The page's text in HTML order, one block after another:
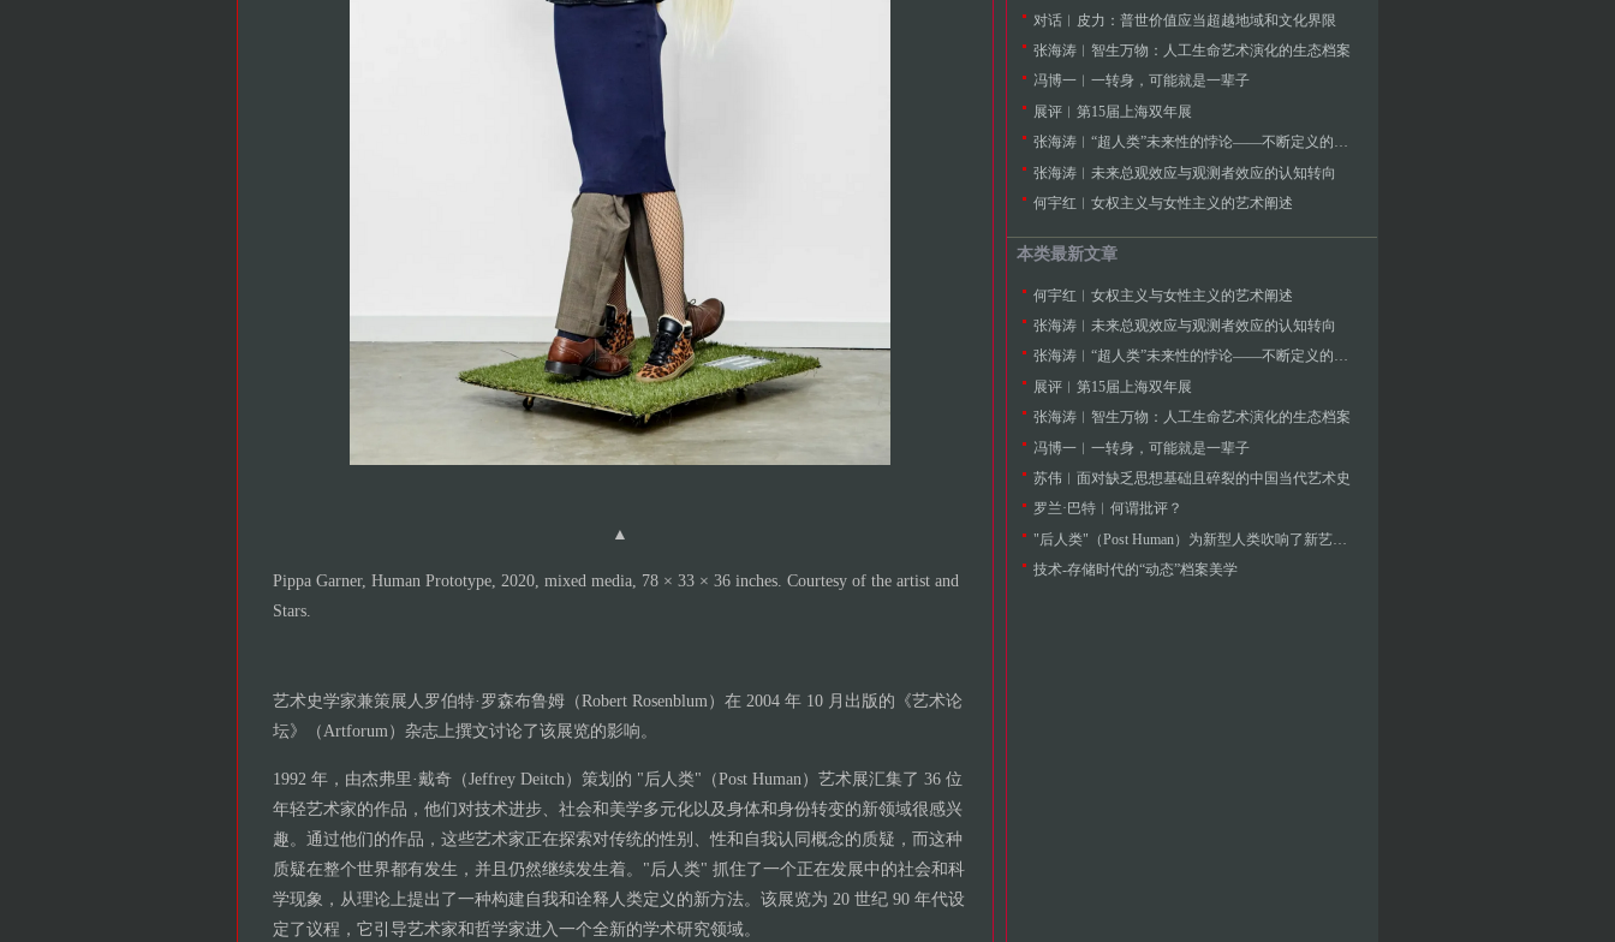
▲
Pippa Garner, Human Prototype, 2020, mixed media, 78 × 33 × 36 inches. Courtesy of the artist and
Stars.
艺术史学家兼策展人罗伯特·罗森布鲁姆（Robert Rosenblum）在 2004 年 10 月出版的《艺术论
坛》（Artforum）杂志上撰文讨论了该展览的影响。
1992 年，由杰弗里·戴奇（Jeffrey Deitch）策划的 "后人类"（Post Human）艺术展汇集了 36 位
年轻艺术家的作品，他们对技术进步、社会和美学多元化以及身体和身份转变的新领域很感兴
趣。通过他们的作品，这些艺术家正在探索对传统的性别、性和自我认同概念的质疑，而这种
质疑在整个世界都有发生，并且仍然继续发生着。"后人类" 抓住了一个正在发展中的社会和科
学现象，从理论上提出了一种构建自我和诠释人类定义的新方法。该展览为 20 世纪 90 年代设
定了议程，它引导艺术家和哲学家进入一个全新的学术研究领域。
对话︱皮力：普世价值应当超越地域和文化界限
张海涛︱智生万物：人工生命艺术演化的生态档案
冯博一︱一转身，可能就是一辈子
展评︱第15届上海双年展
张海涛︱“超人类”未来性的悖论——不断定义的人类与超人本的两用困境
张海涛︱未来总观效应与观测者效应的认知转向
何宇红︱女权主义与女性主义的艺术阐述
本类最新文章
何宇红︱女权主义与女性主义的艺术阐述
张海涛︱未来总观效应与观测者效应的认知转向
张海涛︱“超人类”未来性的悖论——不断定义的人类与超人本的两用困境
展评︱第15届上海双年展
张海涛︱智生万物：人工生命艺术演化的生态档案
冯博一︱一转身，可能就是一辈子
苏伟︱面对缺乏思想基础且碎裂的中国当代艺术史
罗兰·巴特︱何谓批评？
"后人类"（Post Human）为新型人类吹响了新艺术的号角
技术-存储时代的“动态”档案美学